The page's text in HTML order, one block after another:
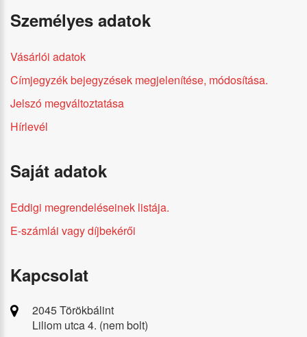
Személyes adatok
Vásárlói adatok
Címjegyzék bejegyzések megjelenítése, módosítása.
Jelszó megváltoztatása
Hírlevél
Saját adatok
Eddigi megrendeléseinek listája.
E-számlái vagy díjbekérői
Kapcsolat
2045 Törökbálint
Liliom utca 4. (nem bolt)